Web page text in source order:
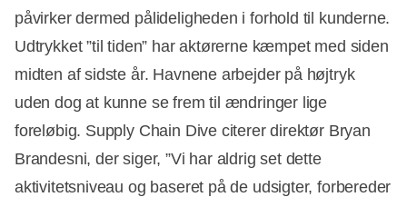
påvirker dermed pålideligheden i forhold til kunderne.
Udtrykket ”til tiden” har aktørerne kæmpet med siden
midten af sidste år. Havnene arbejder på højtryk
uden dog at kunne se frem til ændringer lige
foreløbig. Supply Chain Dive citerer direktør Bryan
Brandesni, der siger, ”Vi har aldrig set dette
aktivitetsniveau og baseret på de udsigter, forbereder